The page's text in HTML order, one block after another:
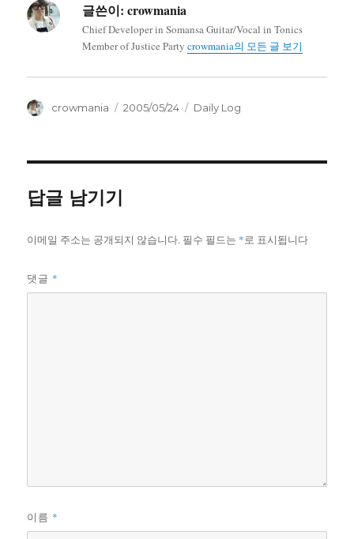
글쓴이: crowmania
Chief Developer in Somansa Guitar/Vocal in Tonics
Member of Justice Partycrowmania의 모든 글 보기
글
crowmania
작
2005/05/24
카
Daily Log
답글 남기기
이메일 주소는 공개되지 않습니다. 필수 필드는 *로 표시됩니다
댓글 *
이름 *